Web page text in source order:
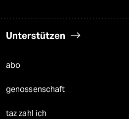
Unterstützen
abo
genossenschaft
taz zahl ich